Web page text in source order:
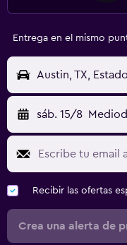
Entrega en el mismo
Austin, TX,
sáb. 15/8
Recibir las ofertas
Crea una alerta de